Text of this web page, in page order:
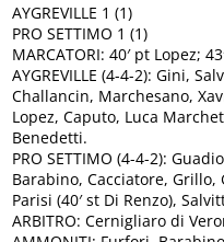
AYGREVILLE 1 (1)
PRO SETTIMO 1 (1)
MARCATORI: 40′ pt Lopez;
AYGREVILLE (4-4-2): Gini,
Challancin, Marchesano,
Lopez, Caputo, Luca
Benedetti.
PRO SETTIMO (4-4-2):
Barabino, Cacciatore, Grillo,
Parisi (40′ st Di Renzo),
ARBITRO: Cernigliaro di